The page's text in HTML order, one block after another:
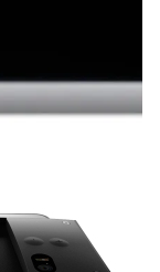
Zoek